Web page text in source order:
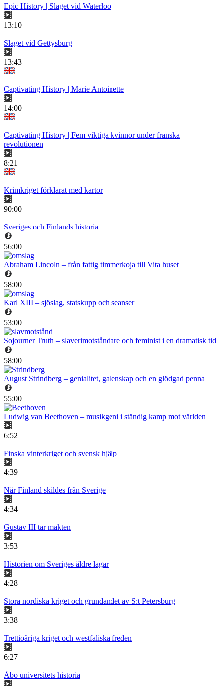
Epic History | Slaget vid Waterloo
13:10
Slaget vid Gettysburg
13:43
Captivating History | Marie Antoinette
14:00
Captivating History | Fem viktiga kvinnor under franska
revolutionen
8:21
Krimkriget förklarat med kartor
90:00
Sveriges och Finlands historia
56:00
Abraham Lincoln – från fattig timmerkoja till Vita huset
58:00
Karl XIII – sjöslag, statskupp och seanser
53:00
Sojourner Truth – slaverimotståndare och feminist i en dramatisk tid
58:00
August Strindberg – genialitet, galenskap och en glödgad penna
55:00
Ludwig van Beethoven – musikgeni i ständig kamp mot världen
6:52
Finska vinterkriget och svensk hjälp
4:39
När Finland skildes från Sverige
4:34
Gustav III tar makten
3:53
Historien om Sveriges äldre lagar
4:28
Stora nordiska kriget och grundandet av S:t Petersburg
3:38
Trettioåriga kriget och westfaliska freden
6:27
Åbo universitets historia